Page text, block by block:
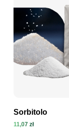
Sorbitolo
11,07 zł